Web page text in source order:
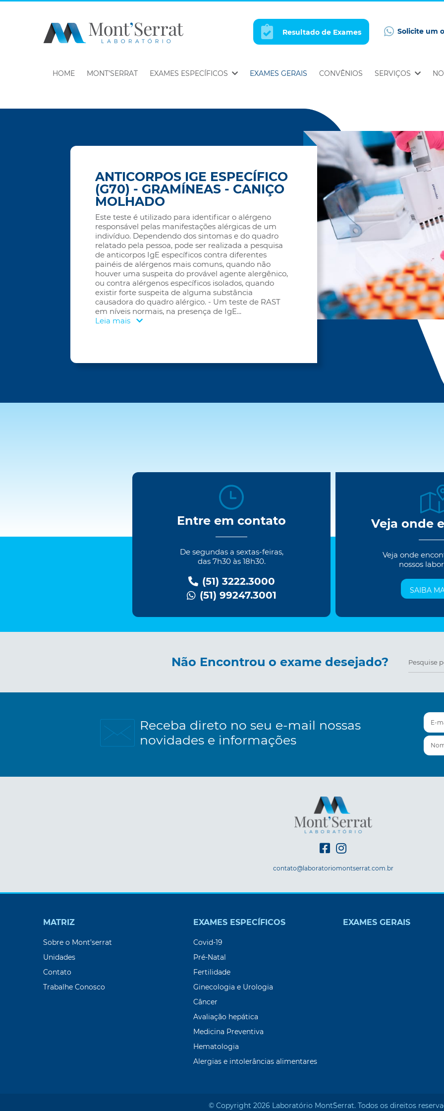
Resultado de Exames Solicite um
HOME MONT’SERRAT EXAMES ESPECÍFICOS EXAMES GERAIS CONVÊNIOS SERVIÇOS
ANTICORPOS IGE ESPECÍFICO
(G70) - GRAMÍNEAS - CANIÇO
MOLHADO
Este teste é utilizado para identificar o alérgeno
responsável pelas manifestações alérgicas de um
indivíduo. Dependendo dos sintomas e do quadro
relatado pela pessoa, pode ser realizada a pesquisa
de anticorpos IgE específicos contra diferentes
painéis de alérgenos mais comuns, quando não
houver uma suspeita do provável agente alergênico,
ou contra alérgenos específicos isolados, quando
existir forte suspeita de alguma substância
causadora do quadro alérgico. - Um teste de RAST
em níveis normais, na presença de IgE...
Leia mais
Entre em contato
De segundas a sextas-feiras,
das 7h30 às 18h30.
(51) 3222.3000
(51) 99247.3001
Veja onde
Veja onde
nossos
SAIBA
Não Encontrou o exame desejado?
Receba direto no seu e-mail nossas
novidades e informações
E-mail
Nome
contato@laboratoriomontserrat.com.br
MATRIZ
Sobre o Mont’serrat
Unidades
Contato
Trabalhe Conosco
EXAMES ESPECÍFICOS
Covid-19
Pré-Natal
Fertilidade
Ginecologia e Urologia
Câncer
Avaliação hepática
Medicina Preventiva
Hematologia
Alergias e intolerâncias alimentares
EXAMES GERAIS
© Copyright 2026 Laboratório Mont`Serrat. Todos os direitos